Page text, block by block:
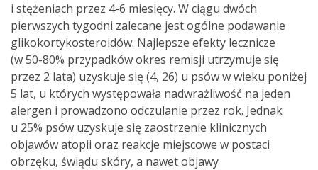
i stężeniach przez 4-6 miesięcy. W ciągu dwóch
pierwszych tygodni zalecane jest ogólne podawanie
glikokortykosteroidów. Najlepsze efekty lecznicze
(w 50-80% przypadków okres remisji utrzymuje się
przez 2 lata) uzyskuje się (4, 26) u psów w wieku poniżej
5 lat, u których występowała nadwrażliwość na jeden
alergen i prowadzono odczulanie przez rok. Jednak
u 25% psów uzyskuje się zaostrzenie klinicznych
objawów atopii oraz reakcje miejscowe w postaci
obrzęku, świądu skóry, a nawet objawy